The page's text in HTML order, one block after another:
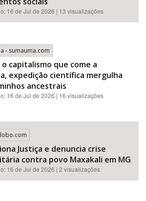
16 de Jul de 2026 | 13 visualizações
- sumauma.com
capitalismo que come a
expedição científica mergulha
ancestrais
16 de Jul de 2026 | 16 visualizações
Justiça e denuncia crise
contra povo Maxakali em MG
16 de Jul de 2026 | 2 visualizações